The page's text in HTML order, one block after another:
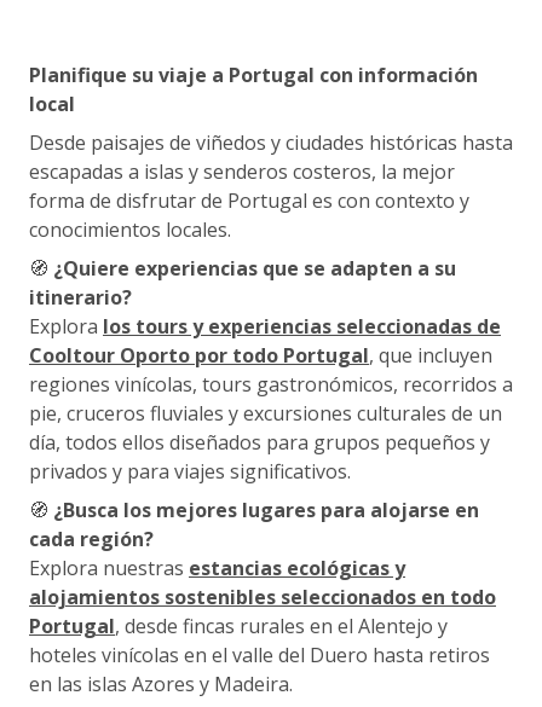
Planifique su viaje a Portugal con información
local
Desde paisajes de viñedos y ciudades históricas hasta
escapadas a islas y senderos costeros, la mejor
forma de disfrutar de Portugal es con contexto y
conocimientos locales.
🧭 ¿Quiere experiencias que se adapten a su
itinerario?
Explora los tours y experiencias seleccionadas de
Cooltour Oporto por todo Portugal, que incluyen
regiones vinícolas, tours gastronómicos, recorridos a
pie, cruceros fluviales y excursiones culturales de un
día, todos ellos diseñados para grupos pequeños y
privados y para viajes significativos.
🧭 ¿Busca los mejores lugares para alojarse en
cada región?
Explora nuestras estancias ecológicas y
alojamientos sostenibles seleccionados en todo
Portugal, desde fincas rurales en el Alentejo y
hoteles vinícolas en el valle del Duero hasta retiros
en las islas Azores y Madeira.